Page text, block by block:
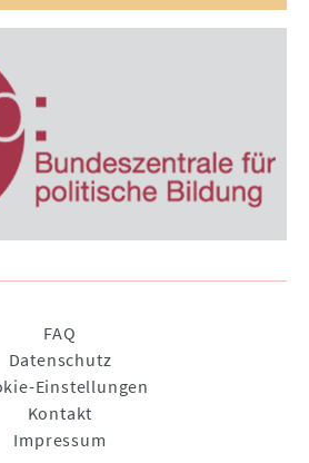
FAQ
Datenschutz
Einstellungen
Kontakt
Impressum